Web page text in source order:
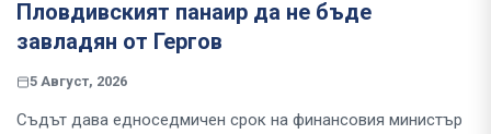
Пловдивският панаир да не бъде
завладян от Гергов
5 Август, 2026
Съдът дава едноседмичен срок на финансовия министър